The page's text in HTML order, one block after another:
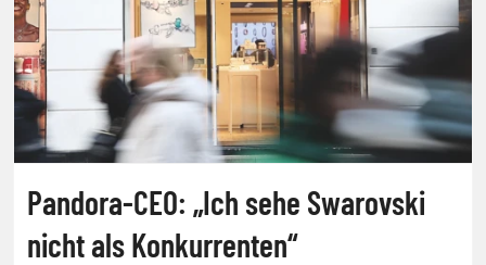
Pandora-CEO: „Ich sehe Swarovski
nicht als Konkurrenten“